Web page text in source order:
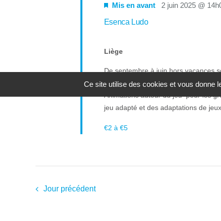
Esenca Ludo
Mis en avant 2 juin 2025 @
Liège
De septembre à juin hors vacances
ludothèque propose des -
Animations autour du jeu pour
jeu adapté et des adaptations de
€2 à €5
Jour précédent
Ce site utilise des cookies et vous donne